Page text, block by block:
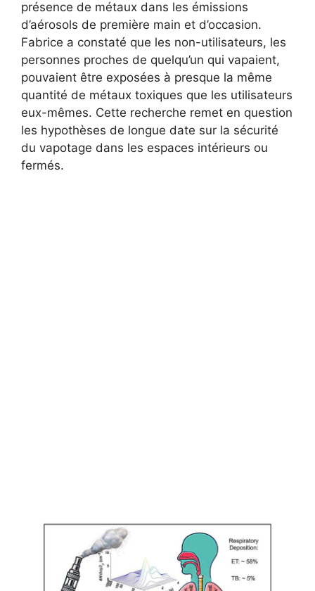
présence de métaux dans les émissions
d’aérosols de première main et d’occasion.
Fabrice a constaté que les non-utilisateurs, les
personnes proches de quelqu’un qui vapaient,
pouvaient être exposées à presque la même
quantité de métaux toxiques que les utilisateurs
eux-mêmes. Cette recherche remet en question
les hypothèses de longue date sur la sécurité
du vapotage dans les espaces intérieurs ou
fermés.